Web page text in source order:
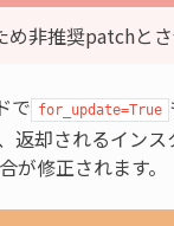
非推奨patchとさ
で for_update=True
返却されるイン
が修正されます。